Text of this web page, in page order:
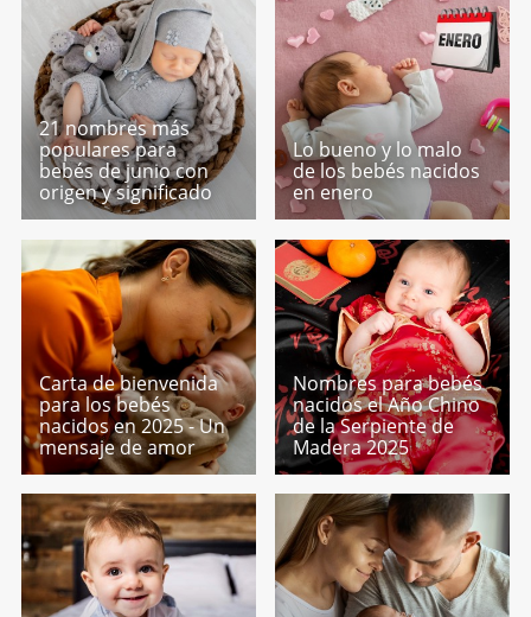
21 nombres más
populares para
bebés de junio con
origen y significado
Lo bueno y lo malo
de los bebés nacidos
en enero
Carta de bienvenida
para los bebés
nacidos en 2025 - Un
mensaje de amor
Nombres para bebés
nacidos el Año Chino
de la Serpiente de
Madera 2025